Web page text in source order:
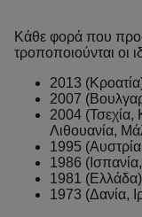
Κάθε φορά που
τροποποιούνται οι
2013
2007
2004 (Τσεχία,
Λιθουανία,
1995
1986
1981 (Ελλάδα)
1973 (Δανία,